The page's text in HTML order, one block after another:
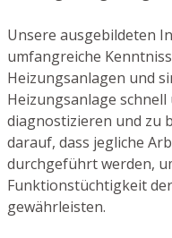
Unsere ausgebildeten
umfangreiche
Heizungsanlagen und
Heizungsanlage schnell
diagnostizieren und zu
darauf, dass jegliche
durchgeführt werden,
Funktionstüchtigkeit
gewährleisten.